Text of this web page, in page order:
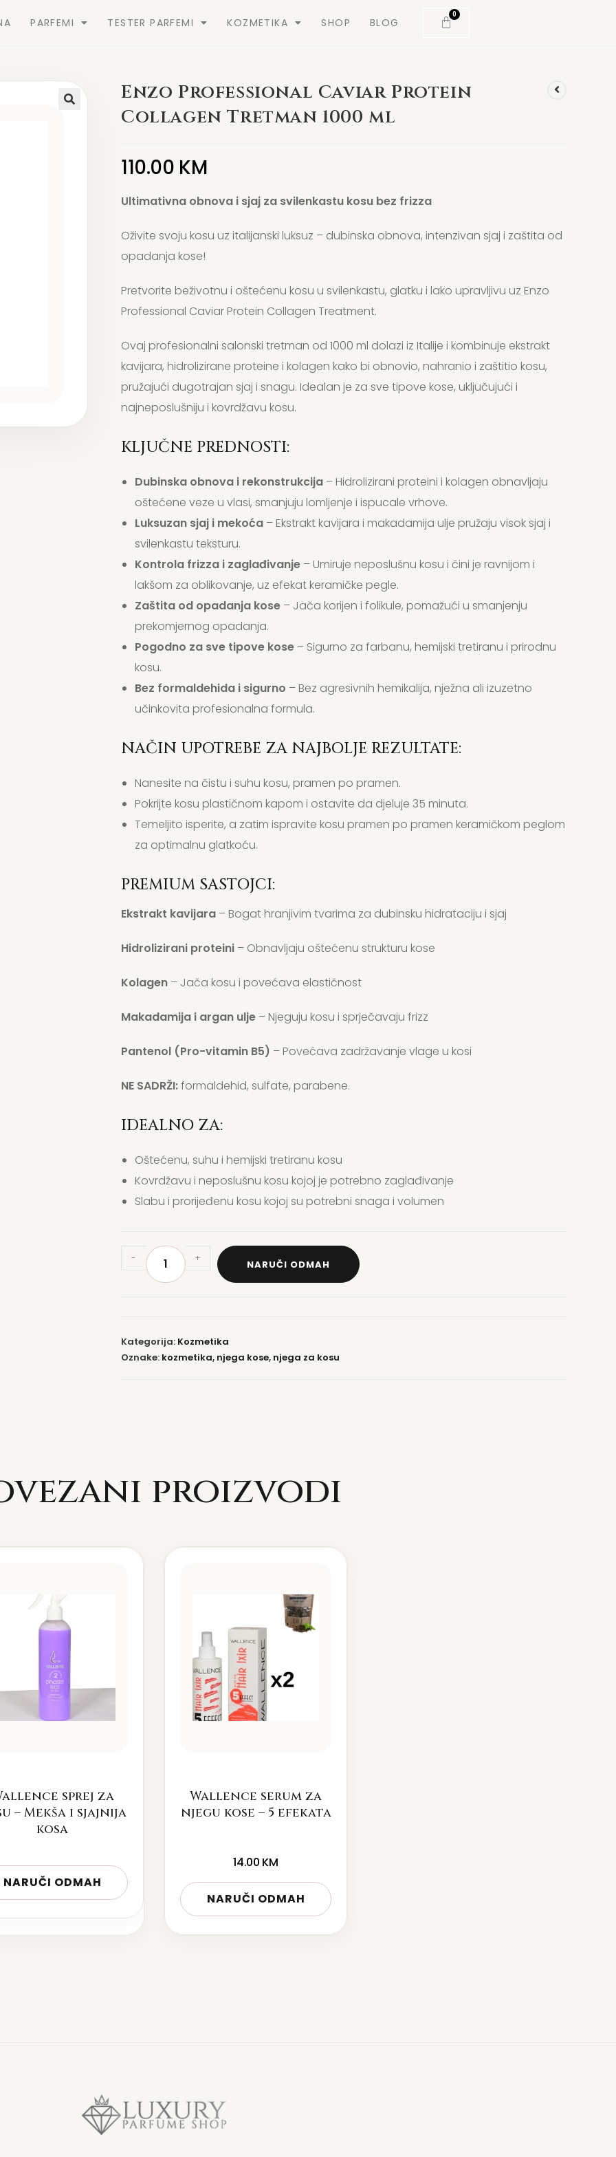
PARFEMI TESTER PARFEMI KOZMETIKA SHOP BLOG
0
Enzo Professional Caviar Protein
Collagen Tretman 1000 ml
110.00 KM
Ultimativna obnova i sjaj za svilenkastu kosu bez frizza
Oživite svoju kosu uz italijanski luksuz – dubinska obnova, intenzivan sjaj i zaštita od
opadanja kose!
Pretvorite beživotnu i oštećenu kosu u svilenkastu, glatku i lako upravljivu uz Enzo
Professional Caviar Protein Collagen Treatment.
Ovaj profesionalni salonski tretman od 1000 ml dolazi iz Italije i kombinuje ekstrakt
kavijara, hidrolizirane proteine i kolagen kako bi obnovio, nahranio i zaštitio kosu,
pružajući dugotrajan sjaj i snagu. Idealan je za sve tipove kose, uključujući i
najneposlušniju i kovrdžavu kosu.
KLJUČNE PREDNOSTI:
Dubinska obnova i rekonstrukcija – Hidrolizirani proteini i kolagen obnavljaju
oštećene veze u vlasi, smanjuju lomljenje i ispucale vrhove.
Luksuzan sjaj i mekoća – Ekstrakt kavijara i makadamija ulje pružaju visok sjaj i
svilenkastu teksturu.
Kontrola frizza i zaglađivanje – Umiruje neposlušnu kosu i čini je ravnijom i
lakšom za oblikovanje, uz efekat keramičke pegle.
Zaštita od opadanja kose – Jača korijen i folikule, pomažući u smanjenju
prekomjernog opadanja.
Pogodno za sve tipove kose – Sigurno za farbanu, hemijski tretiranu i prirodnu
kosu.
Bez formaldehida i sigurno – Bez agresivnih hemikalija, nježna ali izuzetno
učinkovita profesionalna formula.
NAČIN UPOTREBE ZA NAJBOLJE REZULTATE:
Nanesite na čistu i suhu kosu, pramen po pramen.
Pokrijte kosu plastičnom kapom i ostavite da djeluje 35 minuta.
Temeljito isperite, a zatim ispravite kosu pramen po pramen keramičkom peglom
za optimalnu glatkoću.
PREMIUM SASTOJCI:
Ekstrakt kavijara – Bogat hranjivim tvarima za dubinsku hidrataciju i sjaj
Hidrolizirani proteini – Obnavljaju oštećenu strukturu kose
Kolagen – Jača kosu i povećava elastičnost
Makadamija i argan ulje – Njeguju kosu i sprječavaju frizz
Pantenol (Pro-vitamin B5) – Povećava zadržavanje vlage u kosi
NE SADRŽI:formaldehid, sulfate, parabene.
IDEALNO ZA:
Oštećenu, suhu i hemijski tretiranu kosu
Kovrdžavu i neposlušnu kosu kojoj je potrebno zaglađivanje
Slabu i prorijeđenu kosu kojoj su potrebni snaga i volumen
- + NARUČI ODMAH
Kategorija: Kozmetika
Oznake: kozmetika, njega kose, njega za kosu
proizvodi
sprej za
– Mekša i sjajnija
kosa
NARUČI ODMAH
Wallence serum za
njegu kose – 5 efekata
14.00 KM
NARUČI ODMAH